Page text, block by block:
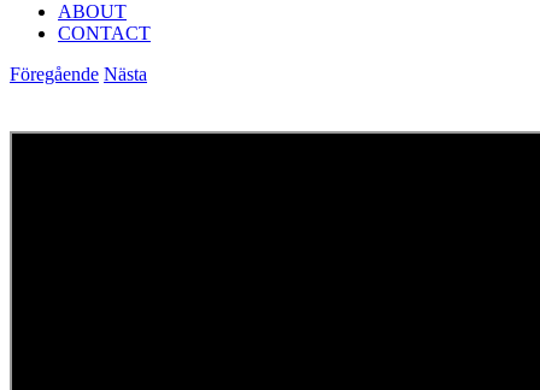
ABOUT
CONTACT
Föregående Nästa